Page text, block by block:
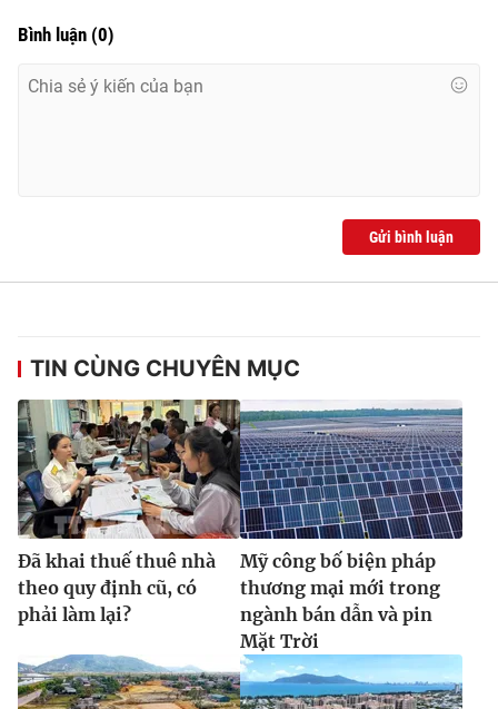
Bình luận (0)
Gửi bình luận
TIN CÙNG CHUYÊN MỤC
Đã khai thuế thuê nhà
theo quy định cũ, có
phải làm lại?
Mỹ công bố biện pháp
thương mại mới trong
ngành bán dẫn và pin
Mặt Trời